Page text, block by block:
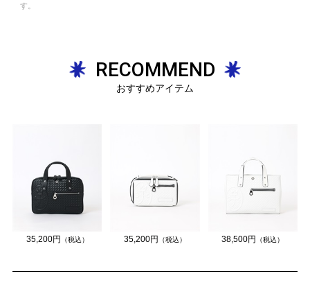
す。
RECOMMEND
おすすめアイテム
35,200円 （税込） 35,200円 （税込） 38,500円 （税込）